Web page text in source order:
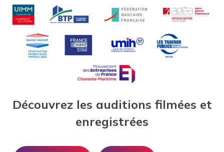
Découvrez les auditions filmées et
enregistrées